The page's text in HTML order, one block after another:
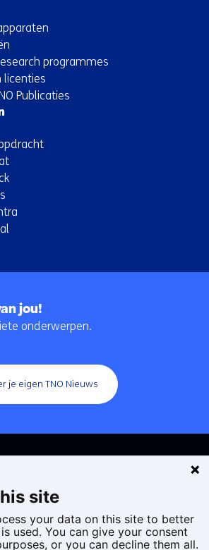
programmes
licenties
Publicaties
navigatie
jou!
onderwerpen.
je eigen TNO Nieuws
site
your data on this site to better
used. You can give your consent
or you can decline them all.